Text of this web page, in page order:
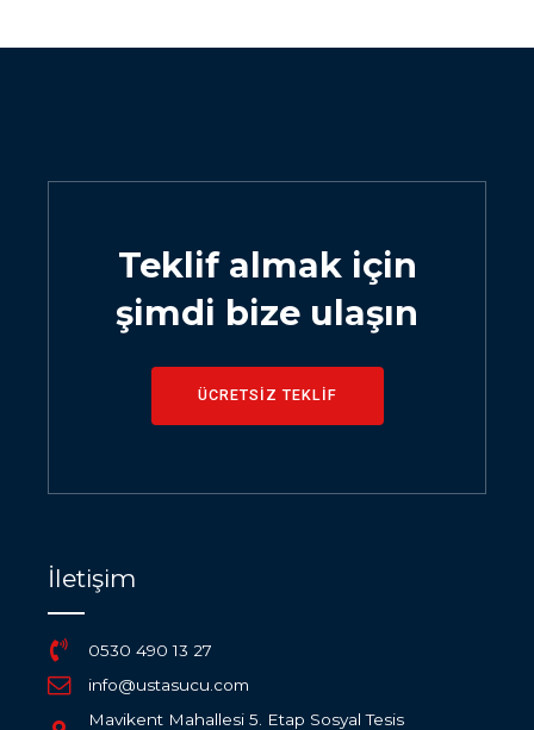
Teklif almak için
şimdi bize ulaşın
ÜCRETSİZ TEKLİF
İletişim
0530 490 13 27
info@ustasucu.com
Mavikent Mahallesi 5. Etap Sosyal Tesis